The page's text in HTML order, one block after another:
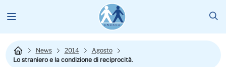
News 2014
Agosto
Lo straniero e la condizione di reciprocità.